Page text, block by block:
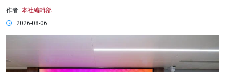
作者: 本社編輯部
2026-08-06